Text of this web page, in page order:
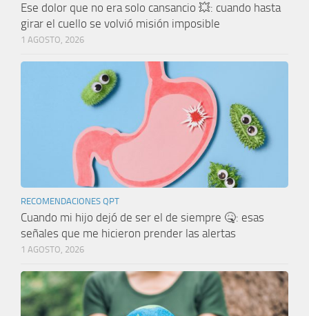
Ese dolor que no era solo cansancio 💥: cuando hasta
girar el cuello se volvió misión imposible
1 AGOSTO, 2026
RECOMENDACIONES QPT
Cuando mi hijo dejó de ser el de siempre 🤒: esas
señales que me hicieron prender las alertas
1 AGOSTO, 2026